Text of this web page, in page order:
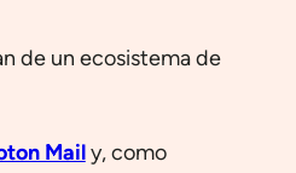
de un ecosistema de
Maily, como